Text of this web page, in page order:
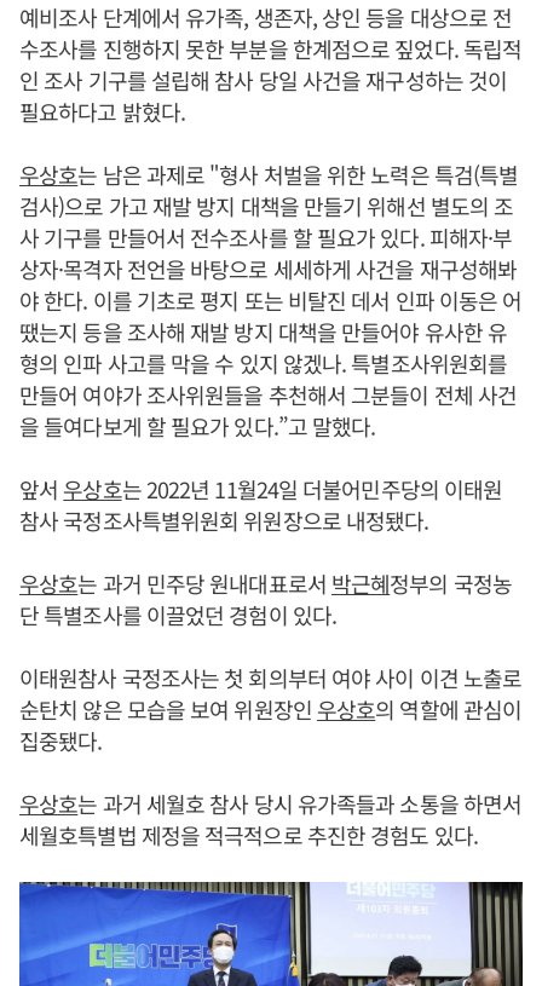
예비조사 단계에서 유가족, 생존자, 상인 등을 대상으로 전
수조사를 진행하지 못한 부분을 한계점으로 짚었다. 독립적
인 조사 기구를 설립해 참사 당일 사건을 재구성하는 것이
필요하다고 밝혔다.
우상호는 남은 과제로 "형사 처벌을 위한 노력은 특검(특별
검사)으로 가고 재발 방지 대책을 만들기 위해선 별도의 조
사 기구를 만들어서 전수조사를 할 필요가 있다. 피해자·부
상자·목격자 전언을 바탕으로 세세하게 사건을 재구성해봐
야 한다. 이를 기초로 평지 또는 비탈진 데서 인파 이동은 어
땠는지 등을 조사해 재발 방지 대책을 만들어야 유사한 유
형의 인파 사고를 막을 수 있지 않겠나. 특별조사위원회를
만들어 여야가 조사위원들을 추천해서 그분들이 전체 사건
을 들여다보게 할 필요가 있다.”고 말했다.
앞서 우상호는 2022년 11월24일 더불어민주당의 이태원
참사 국정조사특별위원회 위원장으로 내정됐다.
우상호는 과거 민주당 원내대표로서 박근혜정부의 국정농
단 특별조사를 이끌었던 경험이 있다.
이태원참사 국정조사는 첫 회의부터 여야 사이 이견 노출로
순탄치 않은 모습을 보여 위원장인 우상호의 역할에 관심이
집중됐다.
우상호는 과거 세월호 참사 당시 유가족들과 소통을 하면서
세월호특별법 제정을 적극적으로 추진한 경험도 있다.